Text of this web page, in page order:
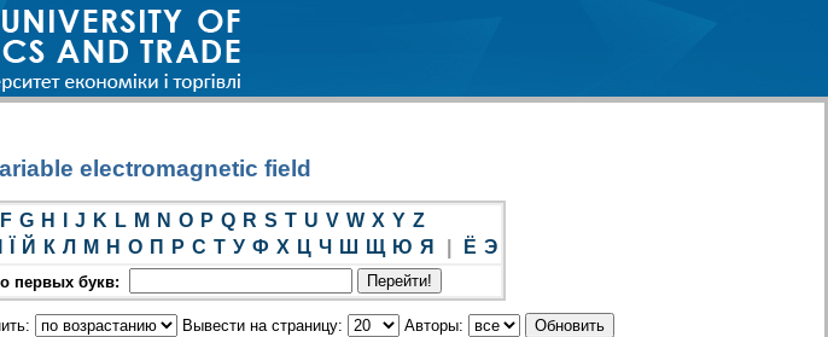
electromagnetic field
F G H J K L M N O P Q R S T U V W X Y Z
Й К Л М Н О П Р С Т У Ф Х Ц Ч Ш Щ Ю Я Ё Э
первых букв:
Вывести на страницу:
Авторы: